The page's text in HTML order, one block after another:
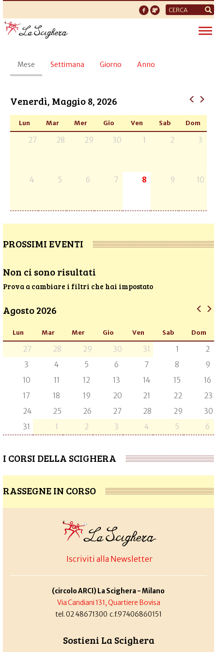
Form
di
ricerca
Schede
primarie
Mese (scheda
attiva)
Settimana Giorno Anno
Venerdì, Maggio 8, 2026
Lun Mar Mer Gio Ven Sab Dom
27 28 29 30 1 2 3
4 5 6 7 8 9 10
PROSSIMI EVENTI
Non ci sono risultati
Prova a cambiare i filtri che hai impostato
Agosto 2026
Lun Mar Mer Gio Ven Sab Dom
27 28 29 30 31 1
2
3
4 5 6 7 8
9
10
11 12 13 14 15
16
17
18 19 20 21 22
23
24
25 26 27 28 29
30
31
1 2 3 4 5 6
I CORSI DELLA SCIGHERA
RASSEGNE IN CORSO
Iscriviti alla Newsletter
(circolo ARCI) La Scighera - Milano
Via Candiani 131, Quartiere Bovisa
tel. 02 48671300 c.f.97406860151
Sostieni La Scighera